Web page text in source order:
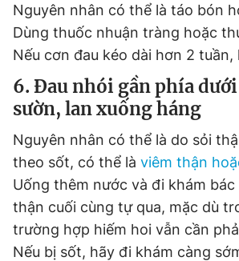
Nguyên nhân có thể là táo bón
Dùng thuốc nhuận tràng hoặc
Nếu cơn đau kéo dài hơn 2 tuần,
6. Đau nhói gần phía
sườn, lan xuống háng
Nguyên nhân có thể là do sỏi
theo sốt, có thể là viêm thận
Uống thêm nước và đi khám bác
thận cuối cùng tự qua, mặc dù
trường hợp hiếm hoi vẫn cần
Nếu bị sốt, hãy đi khám càng